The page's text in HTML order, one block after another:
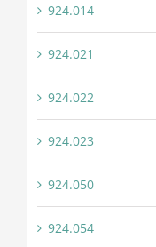
924.014
924.021
924.022
924.023
924.050
924.054